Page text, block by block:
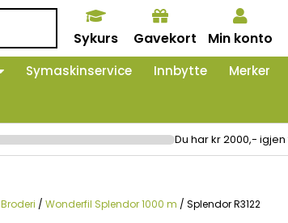
Sykurs Gavekort Min konto
Symaskinservice Innbytte Merker
Du har kr 2000,-
Broderi / Wonderfil Splendor 1000 m / Splendor R3122